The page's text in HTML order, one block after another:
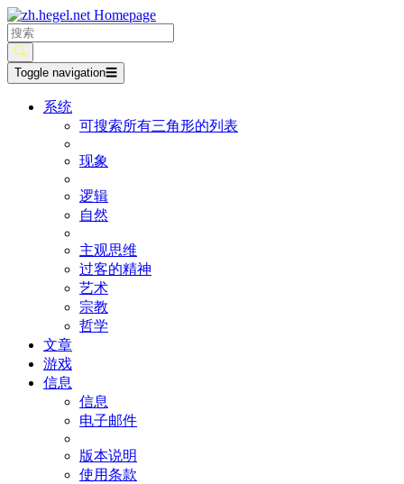
Toggle navigation☰
系统
可搜索所有三角形的列表
现象
逻辑
自然
主观思维
过客的精神
艺术
宗教
哲学
文章
游戏
信息
信息
电子邮件
版本说明
使用条款